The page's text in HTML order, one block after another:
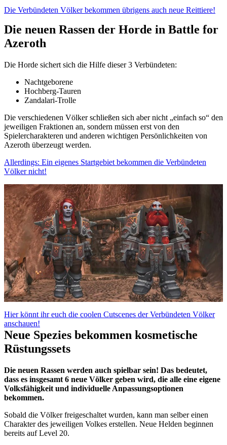
Die Verbündeten Völker bekommen übrigens auch neue Reittiere!
Die neuen Rassen der Horde in Battle for
Azeroth
Die Horde sichert sich die Hilfe dieser 3 Verbündeten:
Nachtgeborene
Hochberg-Tauren
Zandalari-Trolle
Die verschiedenen Völker schließen sich aber nicht „einfach so“ den
jeweiligen Fraktionen an, sondern müssen erst von den
Spielercharakteren und anderen wichtigen Persönlichkeiten von
Azeroth überzeugt werden.
Allerdings: Ein eigenes Startgebiet bekommen die Verbündeten
Völker nicht!
Hier könnt ihr euch die coolen Cutscenes der Verbündeten Völker
anschauen!
Neue Spezies bekommen kosmetische
Rüstungssets
Die neuen Rassen werden auch spielbar sein! Das bedeutet,
dass es insgesamt 6 neue Völker geben wird, die alle eine eigene
Volksfähigkeit und individuelle Anpassungsoptionen
bekommen.
Sobald die Völker freigeschaltet wurden, kann man selber einen
Charakter des jeweiligen Volkes erstellen. Neue Helden beginnen
bereits auf Level 20.